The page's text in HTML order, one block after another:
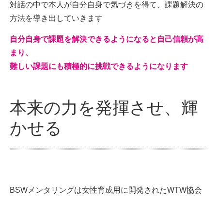
対話の中で本人が自分自身で気づきを得て、課題解決の
方法を導き出していきます
自分自身で課題を解決できるようになると自己信頼が高
まり、
難しい課題にも積極的に挑戦できるようになります
本来の力を発揮させ、輝
かせる
BSWメンタリングは女性育成用に開発されたWTW協会